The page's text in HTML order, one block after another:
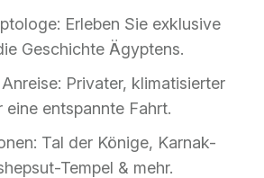
Erleben Sie exklusive
Geschichte Ägyptens.
Privater, klimatisierter
eine entspannte Fahrt.
Tal der Könige, Karnak-
Tempel & mehr.